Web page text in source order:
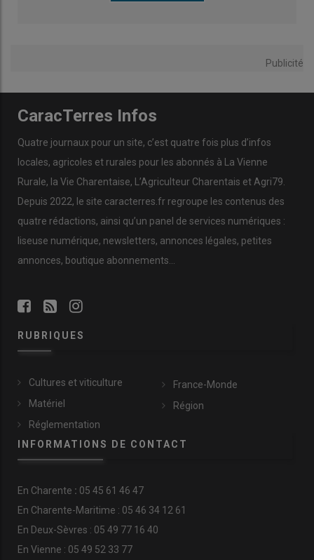
Publicité
CaracTerres Infos
Quatre journaux pour un site, c’est quatre fois plus d’infos
locales, agricoles et rurales pour les abonnés à La Vienne
Rurale, la Vie Charentaise, L’Agriculteur Charentais et Agri79.
Depuis 2022, le site caracterres.fr regroupe les contenus des
quatre rédactions, ainsi qu’un panel de services numériques :
liseuse numérique, newsletters, annonces légales, petites
annonces, boutique abonnements…
RUBRIQUES
Cultures et viticulture
Matériel
Réglementation
France-Monde
Région
INFORMATIONS DE CONTACT
En Charente : 05 45 61 46 47
En Charente-Maritime : 05 46 34 12 61
En Deux-Sèvres : 05 49 77 16 40
En Vienne : 05 49 52 33 77